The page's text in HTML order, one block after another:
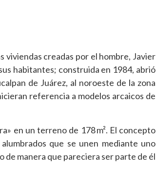
viviendas creadas por el hombre, Javier
habitantes; construida en 1984, abrió
de Juárez, al noroeste de la zona
referencia a modelos arcaicos de
en un terreno de 178 m². El concepto
que se unen mediante uno
de manera que pareciera ser parte de él